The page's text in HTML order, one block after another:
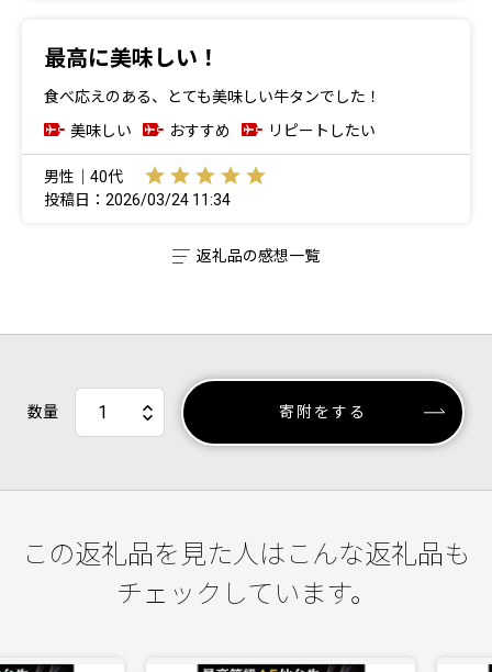
最高に美味しい！
食べ応えのある、とても美味しい牛タンでした！
美味しい
おすすめ リピートしたい
男性｜40代
投稿日：2026/03/24 11:34
返礼品の感想一覧
数量 寄附をする
この返礼品を見た人はこんな返礼品も
チェックしています。